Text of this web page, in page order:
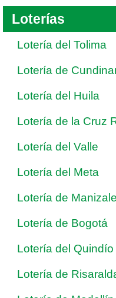
Loterías
Lotería del Tolima
Lotería de
Lotería del Huila
Lotería de la Cruz
Lotería del Valle
Lotería del Meta
Lotería de
Lotería de Bogotá
Lotería del Quindío
Lotería de